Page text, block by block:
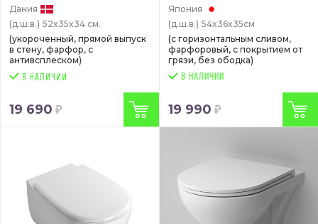
(DX77C1738SC)
Дания
(д.ш.в.) 52x35x34 см.
(укороченный, прямой выпуск
в стену, фарфор, с
антивсплеском)
19 690
Япония
(д.ш.в.) 54x36x35см
(с горизонтальным сливом,
фарфоровый, с покрытием от
грязи, без ободка)
В НАЛИЧИИ
19 990